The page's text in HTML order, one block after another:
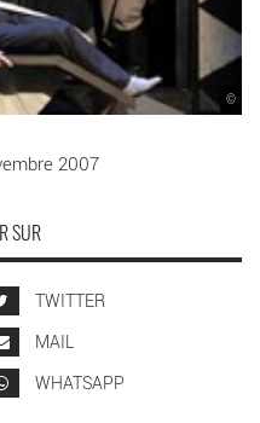
©
2007
SUR
TWITTER
MAIL
WHATSAPP